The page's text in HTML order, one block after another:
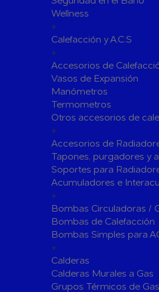
Adhesivos y Selladores
Siliconas
Herramientas y
Hachas
Vestuario de
Herramientas de
Soldadura y Sopletes
Herramientas de
Baterias Para
Bombas de Piscinas y
Bombas de Piscinas
Wellness
+
Calefacción y A.C.S
+
Accesorios de
Vasos de Expansión
Manómetros
Termometros
Otros accesorios de
+
Accesorios de
Tapones, purgadores y
Soportes para
Acumuladores e
+
Bombas Circuladoras /
Bombas de Calefacción
Bombas Simples para
+
Calderas
Calderas Murales a Gas
Grupos Térmicos de